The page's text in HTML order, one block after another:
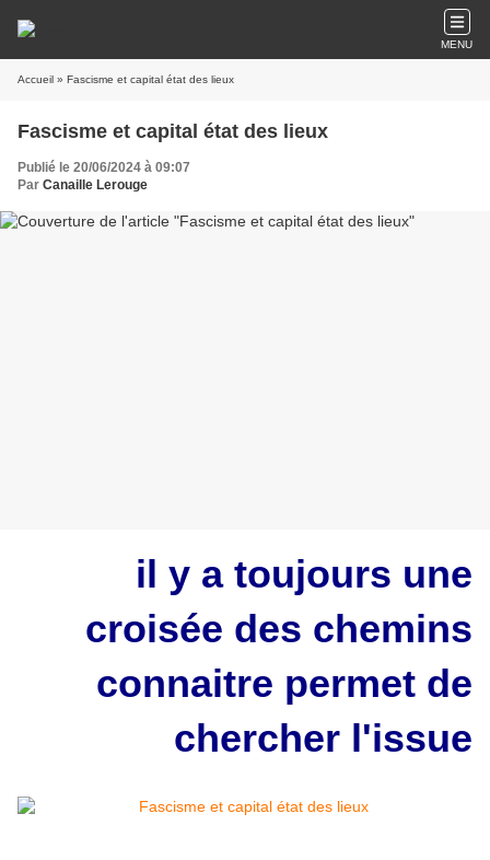
MENU
Accueil » Fascisme et capital état des lieux
Fascisme et capital état des lieux
Publié le 20/06/2024 à 09:07
Par Canaille Lerouge
il y a toujours une
croisée des chemins
connaitre permet de
chercher l'issue